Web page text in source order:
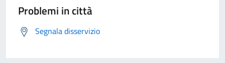
Problemi in città
Segnala disservizio